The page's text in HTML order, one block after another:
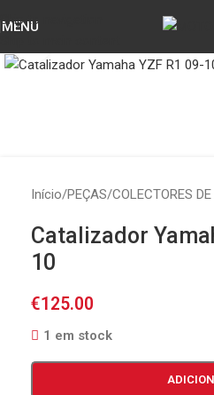
Skip to navigation
MENU
Início/PEÇAS/COLECTORES
Catalizador
10
€125.00
1 em stock